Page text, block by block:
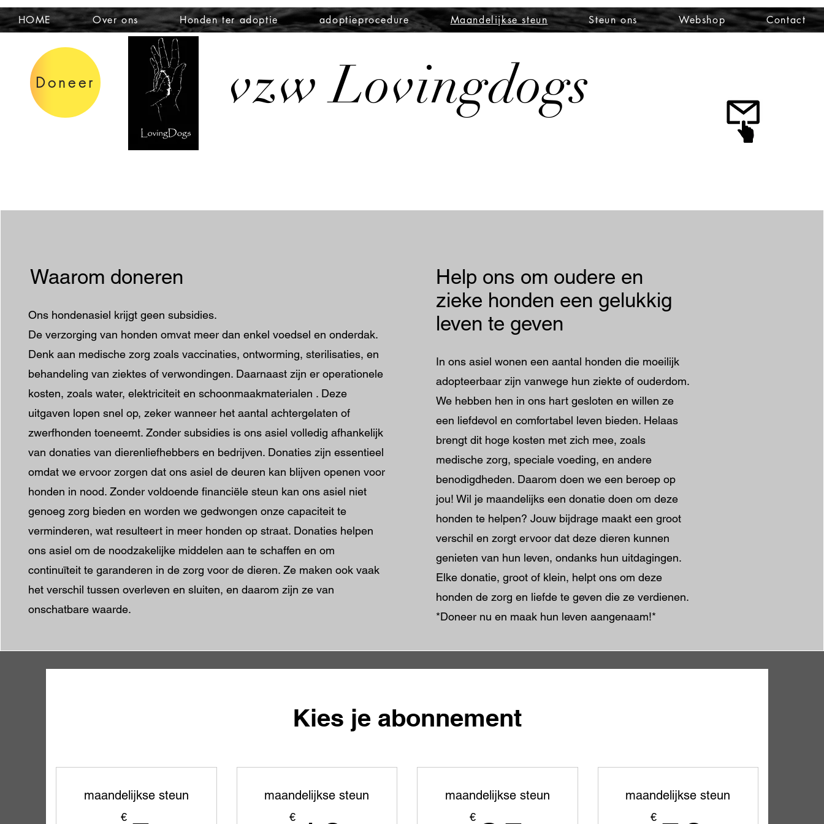
HOME Over ons Honden ter adoptie adoptieprocedure Maandelijkse steun Steun ons Webshop Contact
Doneer vzw Lovingdogs
Waarom doneren
Ons hondenasiel krijgt geen subsidies.
De verzorging van honden omvat meer dan enkel voedsel en onderdak.
Denk aan medische zorg zoals vaccinaties, ontworming, sterilisaties, en
behandeling van ziektes of verwondingen. Daarnaast zijn er operationele
kosten, zoals water, elektriciteit en schoonmaakmaterialen . Deze
uitgaven lopen snel op, zeker wanneer het aantal achtergelaten of
zwerfhonden toeneemt. Zonder subsidies is ons asiel volledig afhankelijk
van donaties van dierenliefhebbers en bedrijven. Donaties zijn essentieel
omdat we ervoor zorgen dat ons asiel de deuren kan blijven openen voor
honden in nood. Zonder voldoende financiële steun kan ons asiel niet
genoeg zorg bieden en worden we gedwongen onze capaciteit te
verminderen, wat resulteert in meer honden op straat. Donaties helpen
ons asiel om de noodzakelijke middelen aan te schaffen en om
continuïteit te garanderen in de zorg voor de dieren. Ze maken ook vaak
het verschil tussen overleven en sluiten, en daarom zijn ze van
onschatbare waarde.
Help ons om oudere en
zieke honden een gelukkig
leven te geven
In ons asiel wonen een aantal honden die moeilijk
adopteerbaar zijn vanwege hun ziekte of ouderdom.
We hebben hen in ons hart gesloten en willen ze
een liefdevol en comfortabel leven bieden. Helaas
brengt dit hoge kosten met zich mee, zoals
medische zorg, speciale voeding, en andere
benodigdheden. Daarom doen we een beroep op
jou! Wil je maandelijks een donatie doen om deze
honden te helpen? Jouw bijdrage maakt een groot
verschil en zorgt ervoor dat deze dieren kunnen
genieten van hun leven, ondanks hun uitdagingen.
Elke donatie, groot of klein, helpt ons om deze
honden de zorg en liefde te geven die ze verdienen.
*Doneer nu en maak hun leven aangenaam!*
Kies je abonnement
maandelijkse steun
€
maandelijkse steun
€
maandelijkse steun
€
maandelijkse steun
€